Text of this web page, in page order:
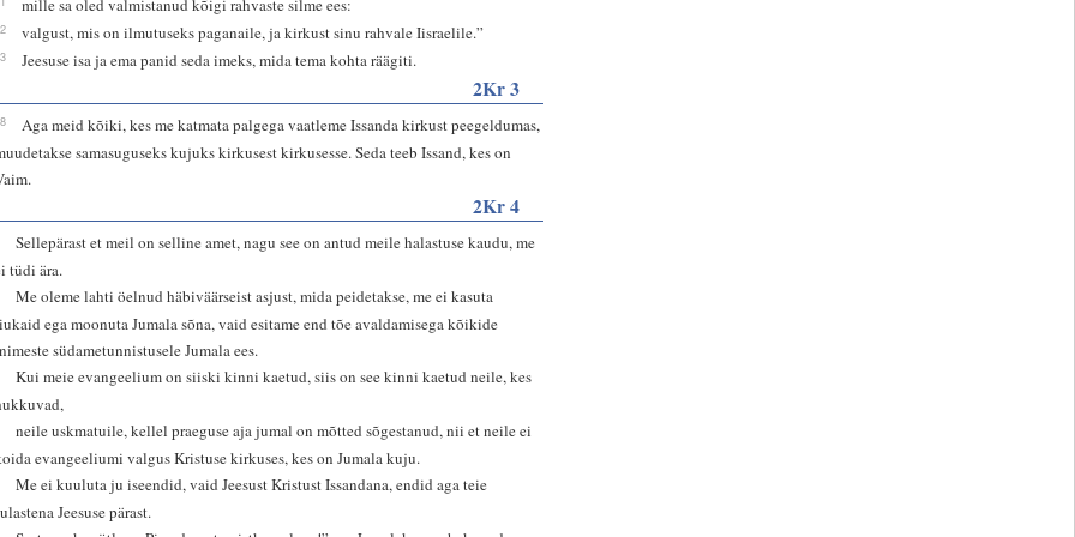
valgust, mis on ilmutuseks paganaile, ja kirkust sinu rahvale Iisraelile.”
Jeesuse isa ja ema panid seda imeks, mida tema kohta räägiti.
2Kr 3
Aga meid kõiki, kes me katmata palgega vaatleme Issanda kirkust peegeldumas,
samasuguseks kujuks kirkusest kirkusesse. Seda teeb Issand, kes on
2Kr 4
Sellepärast et meil on selline amet, nagu see on antud meile halastuse kaudu, me
tüdi ära.
Me oleme lahti öelnud häbiväärseist asjust, mida peidetakse, me ei kasuta
ega moonuta Jumala sõna, vaid esitame end tõe avaldamisega kõikide
südametunnistusele Jumala ees.
Kui meie evangeelium on siiski kinni kaetud, siis on see kinni kaetud neile, kes
neile uskmatuile, kellel praeguse aja jumal on mõtted sõgestanud, nii et neile ei
evangeeliumi valgus Kristuse kirkuses, kes on Jumala kuju.
Me ei kuuluta ju iseendid, vaid Jeesust Kristust Issandana, endid aga teie
Jeesuse pärast.